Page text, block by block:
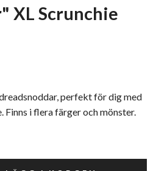
XL Scrunchie
perfekt för dig med
Finns i flera färger och mönster.